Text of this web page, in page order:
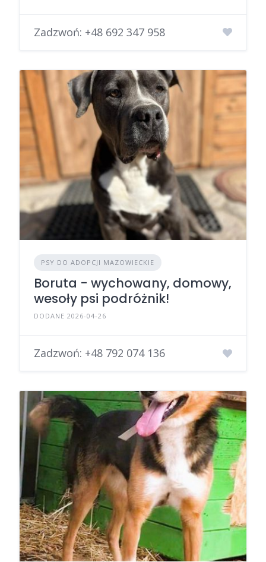
Zadzwoń: +48 692 347 958
PSY DO ADOPCJI MAZOWIECKIE
Boruta - wychowany, domowy,
wesoły psi podróżnik!
DODANE 2026-04-26
Zadzwoń: +48 792 074 136